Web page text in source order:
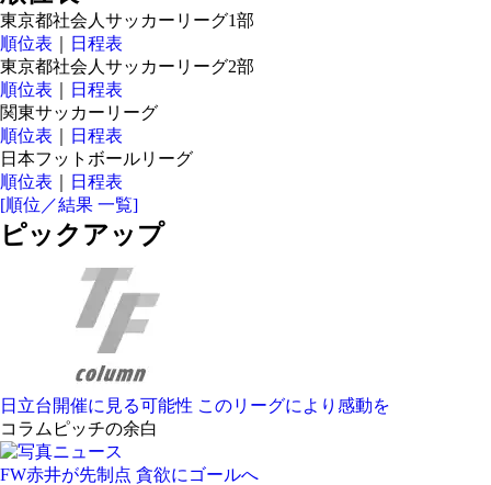
東京都社会人サッカーリーグ1部
順位表
日程表
東京都社会人サッカーリーグ2部
順位表
日程表
関東サッカーリーグ
順位表
日程表
日本フットボールリーグ
順位表
日程表
[順位／結果 一覧]
ピックアップ
日立台開催に見る可能性 このリーグにより感動を
コラム ピッチの余白
FW赤井が先制点 貪欲にゴールへ